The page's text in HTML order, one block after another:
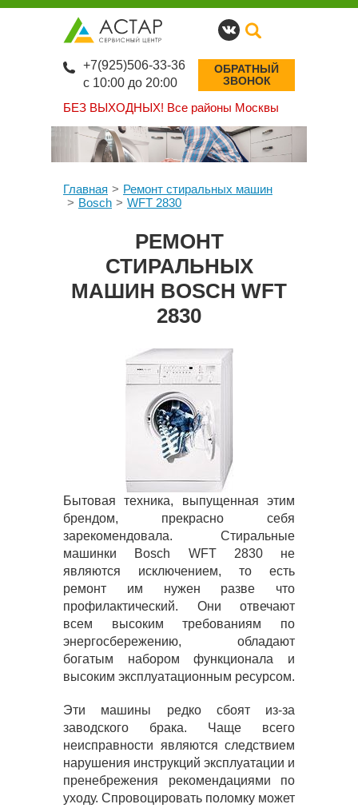
БЕЗ ВЫХОДНЫХ! Все районы Москвы
+7(925)506-33-36
с 10:00 до 20:00
ОБРАТНЫЙ
ЗВОНОК
Главная
Ремонт стиральных машин
Bosch
WFT 2830
РЕМОНТ
СТИРАЛЬНЫХ
МАШИН BOSCH WFT
2830
Бытовая техника, выпущенная этим
брендом, прекрасно себя
зарекомендовала. Стиральные
машинки Bosch WFT 2830 не
являются исключением, то есть
ремонт им нужен разве что
профилактический. Они отвечают
всем высоким требованиям по
энергосбережению, обладают
богатым набором функционала и
высоким эксплуатационным ресурсом.
Эти машины редко сбоят из-за
заводского брака. Чаще всего
неисправности являются следствием
нарушения инструкций эксплуатации и
пренебрежения рекомендациями по
уходу. Спровоцировать поломку может